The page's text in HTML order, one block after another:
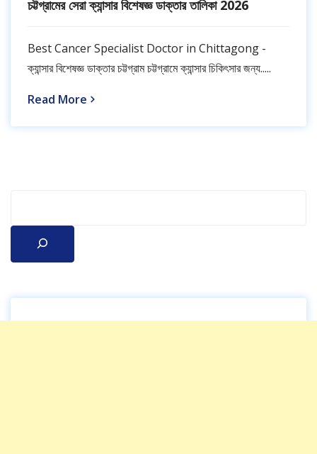
চট্টগ্রামের সেরা ক্যান্সার বিশেষজ্ঞ ডাক্তার তালিকা 2026
Best Cancer Specialist Doctor in Chittagong -
ক্যান্সার বিশেষজ্ঞ ডাক্তার চট্টগ্রাম চট্টগ্রামে ক্যান্সার চিকিৎসার জন্য.....
Read More